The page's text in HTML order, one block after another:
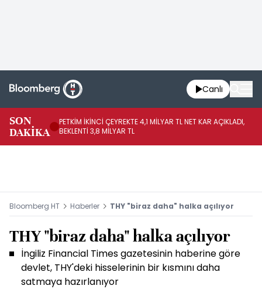
Canlı
SON
DAKİKA
PETKİM İKİNCİ ÇEYREKTE 4,1 MİLYAR TL NET KAR AÇIKLADI,
BEKLENTİ 3,8 MİLYAR TL
Bloomberg HT Haberler THY "biraz daha" halka açılıyor
THY "biraz daha" halka açılıyor
İngiliz Financial Times gazetesinin haberine göre
devlet, THY'deki hisselerinin bir kısmını daha
satmaya hazırlanıyor